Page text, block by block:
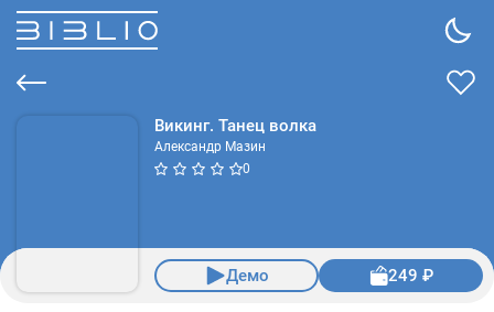
Викинг. Танец волка
Александр Мазин
0
Демо 249 ₽